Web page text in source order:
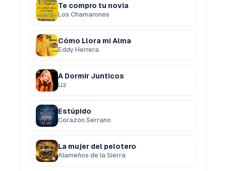
Te compro tu novia
Los Chamarones
Cómo Llora mi Alma
Eddy Herrera
A Dormir Junticos
Liz
Estúpido
Corazón Serrano
La mujer del pelotero
Alameños de la Sierra